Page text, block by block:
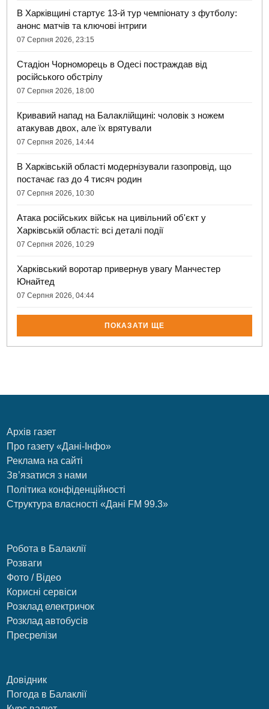
В Харківщині стартує 13-й тур чемпіонату з футболу:
анонс матчів та ключові інтриги
07 Серпня 2026, 23:15
Стадіон Чорноморець в Одесі постраждав від
російського обстрілу
07 Серпня 2026, 18:00
Кривавий напад на Балаклійщині: чоловік з ножем
атакував двох, але їх врятували
07 Серпня 2026, 14:44
В Харківській області модернізували газопровід, що
постачає газ до 4 тисяч родин
07 Серпня 2026, 10:30
Атака російських військ на цивільний об'єкт у
Харківській області: всі деталі події
07 Серпня 2026, 10:29
Харківський воротар привернув увагу Манчестер
Юнайтед
07 Серпня 2026, 04:44
ПОКАЗАТИ ЩЕ
Архів газет
Про газету «Дані-Інфо»
Реклама на сайті
Зв’язатися з нами
Політика конфіденційності
Структура власності «Дані FM 99.3»
Робота в Балаклії
Розваги
Фото / Відео
Корисні сервіси
Розклад електричок
Розклад автобусів
Пресрелізи
Довідник
Погода в Балаклії